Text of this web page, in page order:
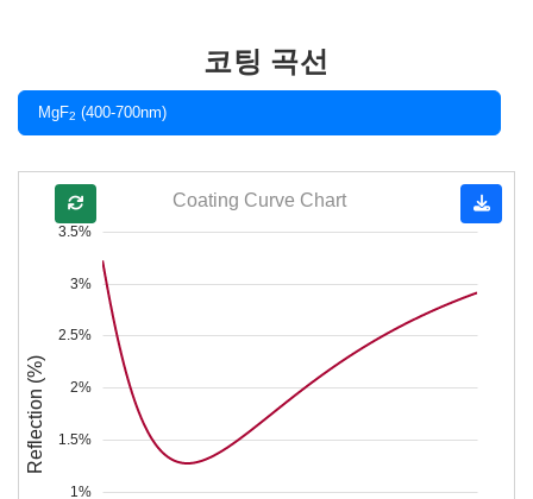
코팅 곡선
MgF2 (400-700nm)
1%
1.5%
2%
2.5%
3%
3.5%
Reflection (%)
Coating Curve Chart